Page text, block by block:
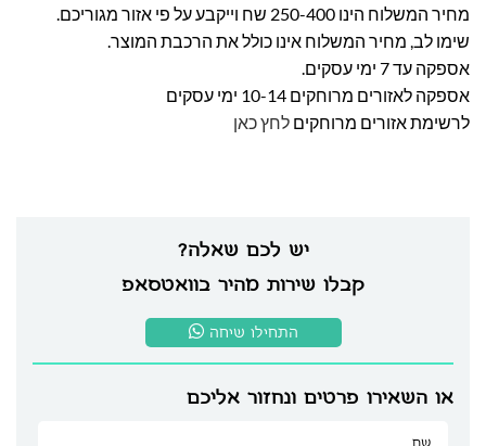
יש לכם שאלה?
קבלו שירות מהיר בוואטסאפ
התחילו שיחה
או השאירו פרטים ונחזור אליכם
מחיר המשלוח הינו 250-400 שח וייקבע על פי אזור מגוריכם.
שימו לב, מחיר המשלוח אינו כולל את הרכבת המוצר.
אספקה עד 7 ימי עסקים.
אספקה לאזורים מרוחקים 10-14 ימי עסקים
לרשימת אזורים מרוחקים לחץ כאן